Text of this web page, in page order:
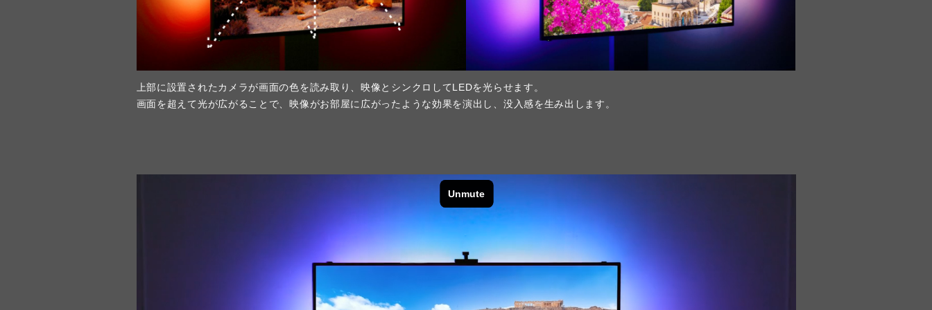
上部に設置されたカメラが画面の色を読み取り、映像とシンクロしてLEDを光らせます。
画面を超えて光が広がることで、映像がお部屋に広がったような効果を演出し、没入感を生み出します。​​​